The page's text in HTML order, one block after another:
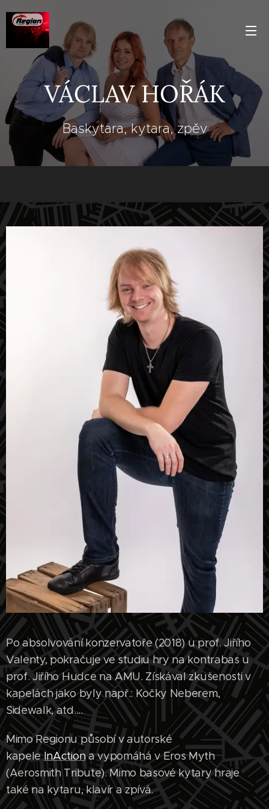
VÁCLAV HOŘÁK
Baskytara, kytara, zpěv
Po absolvování konzervatoře (2018) u prof. Jiřího
Valenty, pokračuje ve studiu hry na kontrabas u
prof. Jiřího Hudce na AMU. Získával zkušenosti v
kapelách jako byly např.: Kočky Neberem,
Sidewalk, atd....
Mimo Regionu působí v autorské
kapeleInActiona vypomáhá v Eros Myth
(Aerosmith Tribute). Mimo basové kytary hraje
také na kytaru, klavír a zpívá.